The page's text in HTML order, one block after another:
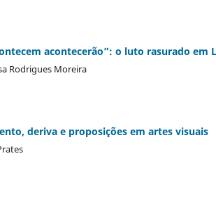
acontecerão”: o luto rasurado em
Rodrigues Moreira
deriva e proposições em artes visuais